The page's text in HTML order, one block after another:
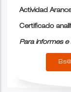
Actividad
Certificado
Para informes e